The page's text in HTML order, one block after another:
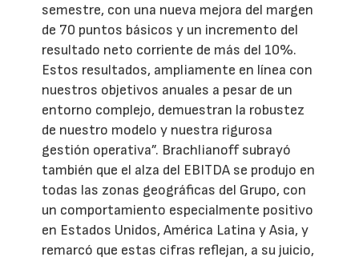
semestre, con una nueva mejora del margen
de 70 puntos básicos y un incremento del
resultado neto corriente de más del 10%.
Estos resultados, ampliamente en línea con
nuestros objetivos anuales a pesar de un
entorno complejo, demuestran la robustez
de nuestro modelo y nuestra rigurosa
gestión operativa”. Brachlianoff subrayó
también que el alza del EBITDA se produjo en
todas las zonas geográficas del Grupo, con
un comportamiento especialmente positivo
en Estados Unidos, América Latina y Asia, y
remarcó que estas cifras reflejan, a su juicio,